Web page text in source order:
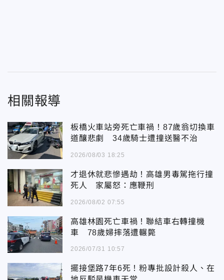
相關報導
板橋火車站旁死亡車禍！87歲翁切換車
道釀悲劇 34歲騎士遭撞送醫不治
2026/08/03 18:25
才退休就悲慘遇劫！高雄男毒駕拖行撞
死人 家屬怒：應鞭刑
2026/08/02 07:55
高雄林園死亡車禍！聯結車右轉撞機
車 78歲婦摔落遭輾斃
2026/07/31 10:57
擺接堡路7年6死！粉專批設計殺人、在